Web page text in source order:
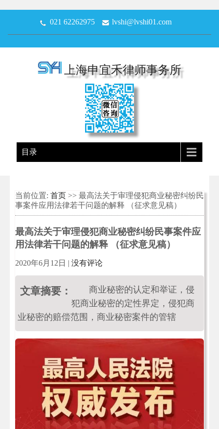
021 62262975 lvshi@lvshi01.com
上海申宜禾律师事务所
目录
当前位置: 首页 >> 最高法关于审理侵犯商业秘密纠纷民
事案件应用法律若干问题的解释 （征求意见稿）
最高法关于审理侵犯商业秘密纠纷民事案件应
用法律若干问题的解释 （征求意见稿）
2020年6月12日 | 没有评论
文章摘要：
商业秘密的认定和举证，侵
犯商业秘密的定性界定，侵犯商
业秘密的赔偿范围，商业秘密案件的管辖